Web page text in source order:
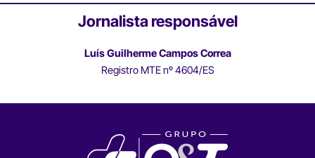
Jornalista responsável
Luís Guilherme Campos Correa
Registro MTE nº 4604/ES